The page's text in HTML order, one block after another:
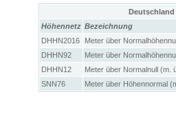
Höhennetz Bezeichnung
DHHN2016
Meter über
DHHN92
Meter über
DHHN12
Meter über Normalnull (m.
SNN76
Meter über Höhennormal